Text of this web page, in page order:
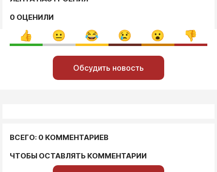
0 ОЦЕНИЛИ
Обсудить новость
ВСЕГО: 0 КОММЕНТАРИЕВ
ЧТОБЫ ОСТАВЛЯТЬ КОММЕНТАРИИ